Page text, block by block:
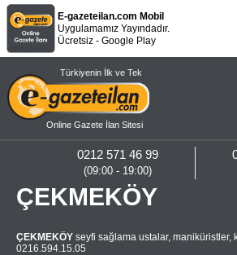
E-gazeteilan.com Mobil
Uygulamamız Yayındadır.
Ücretsiz - Google Play
Türkiyenin İlk ve Tek
Online Gazete İlan Sitesi
0212 571 46 99
(09:00 - 19:00)
ÇEKMEKÖY
ÇEKMEKÖY seyfi sağlama ustalar, maniküristler,
0216.594.15.05